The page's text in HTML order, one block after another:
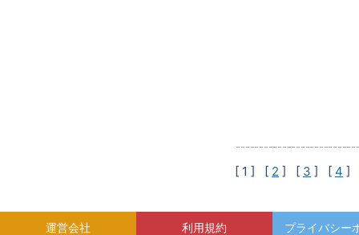
[ 1 ] [ 2 ] [ 3 ] [ 4 ]
運営会社 利用規約 プライバシー